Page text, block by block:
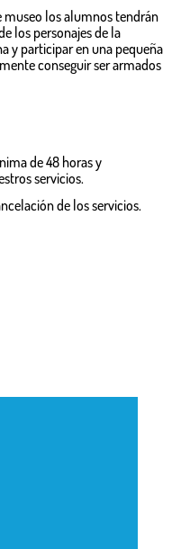
museo los alumnos tendrán
los personajes de la
y participar en una pequeña
conseguir ser armados
de 48 horas y
servicios.
de los servicios.